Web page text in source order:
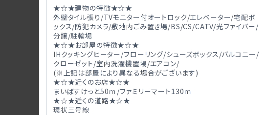
★☆★建物の特徴★☆★
外壁タイル張り/TVモニター付オートロック/エレベーター/宅配ボ
ックス/防犯カメラ/敷地内ごみ置き場/BS/CS/CATV/光ファイバー/
分譲/駐輪場
★☆★お部屋の特徴★☆★
IHクッキングヒーター/フローリング/シューズボックス/バルコニー/
クローゼット/室内洗濯機置場/エアコン/
(※上記は部屋により異なる場合がございます)
★☆★近くのお店★☆★
まいばすけっと50ｍ/ファミリーマート130ｍ
★☆★近くの道路★☆★
環状三号線